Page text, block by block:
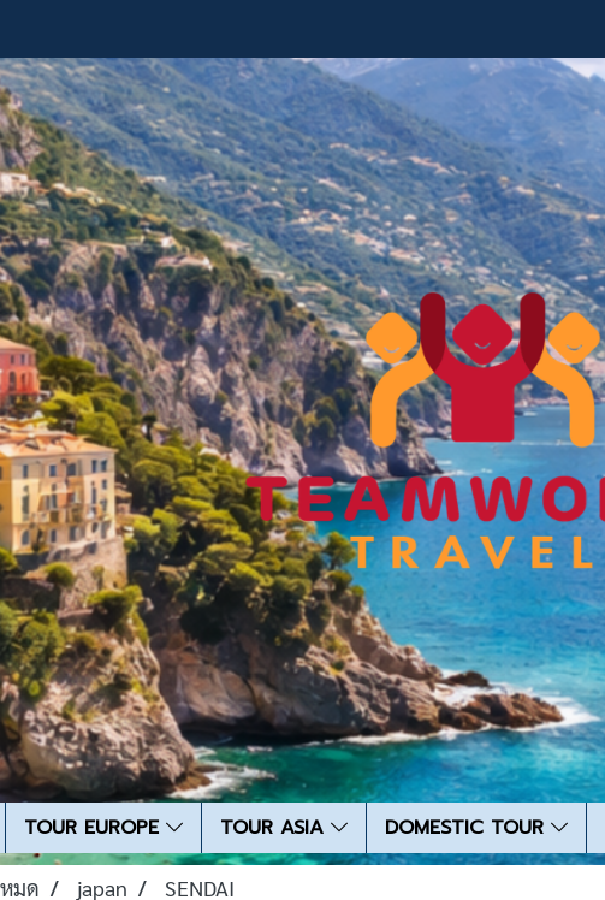
TOUR EUROPE TOUR ASIA DOMESTIC TOUR
มด japan SENDAI